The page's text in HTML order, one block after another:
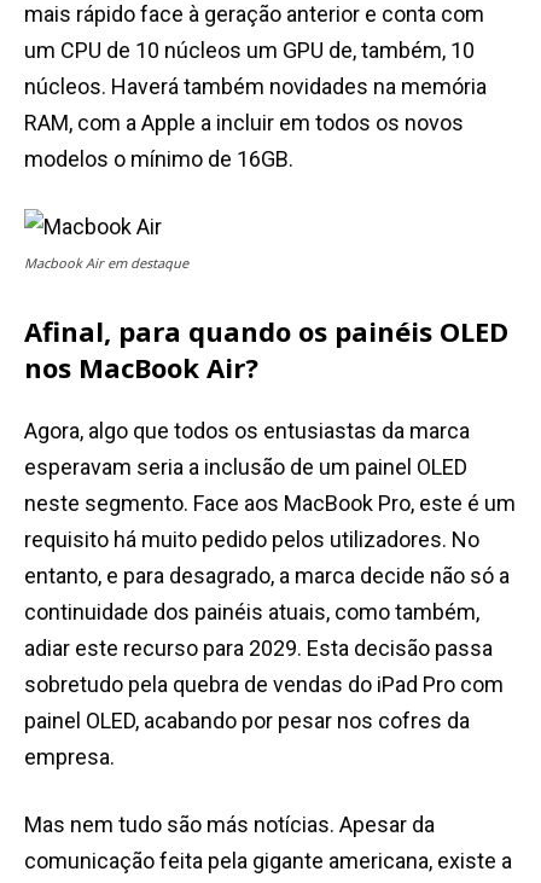
mais rápido face à geração anterior e conta com
um CPU de 10 núcleos um GPU de, também, 10
núcleos. Haverá também novidades na memória
RAM, com a Apple a incluir em todos os novos
modelos o mínimo de 16GB.
Macbook Air em destaque
Afinal, para quando os painéis OLED
nos MacBook Air?
Agora, algo que todos os entusiastas da marca
esperavam seria a inclusão de um painel OLED
neste segmento. Face aos MacBook Pro, este é um
requisito há muito pedido pelos utilizadores. No
entanto, e para desagrado, a marca decide não só a
continuidade dos painéis atuais, como também,
adiar este recurso para 2029. Esta decisão passa
sobretudo pela quebra de vendas do iPad Pro com
painel OLED, acabando por pesar nos cofres da
empresa.
Mas nem tudo são más notícias. Apesar da
comunicação feita pela gigante americana, existe a